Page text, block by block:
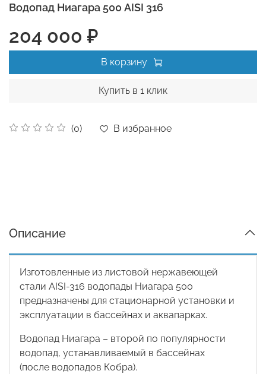
Водопад Ниагара 500 AISI 316
(0) В избранное
204 000 ₽
В корзину
Купить в 1 клик
Описание
Изготовленные из листовой нержавеющей
стали AISI-316 водопады Ниагара 500
предназначены для стационарной установки и
эксплуатации в бассейнах и аквапарках.
Водопад Ниагара – второй по популярности
водопад, устанавливаемый в бассейнах
(после водопадов Кобра).